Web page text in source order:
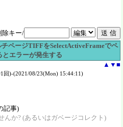
除キー/
チページTIFFをSelectActiveFrameでペ
とエラーが発生する
▲ ▼ ■
回)-(2021/08/23(Mon) 15:44:11)
記事)
んか? (あるいはガベージコレクト)